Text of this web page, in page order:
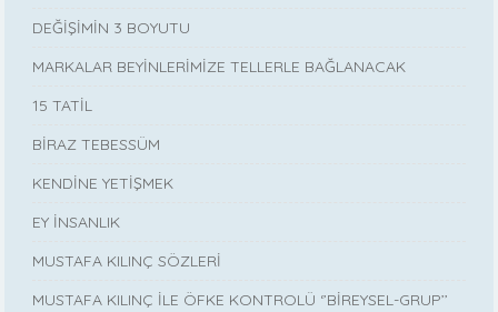
DEĞİŞİMİN 3 BOYUTU
MARKALAR BEYİNLERİMİZE TELLERLE BAĞLANACAK
15 TATİL
BİRAZ TEBESSÜM
KENDİNE YETİŞMEK
EY İNSANLIK
MUSTAFA KILINÇ SÖZLERİ
MUSTAFA KILINÇ İLE ÖFKE KONTROLÜ ‘’BİREYSEL-GRUP’’